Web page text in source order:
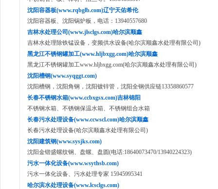
沈阳容器板(www.rqbglb.com)辽宁天佑希伦
沈阳容器板、沈阳锅炉板，电话：13940557680
吉林水处理公司(www.jlsclgs.com)哈尔滨顺鑫
吉林水处理除铁锰设备，变频供水设备(哈尔滨顺鑫水处理有限公司)
黑龙江不锈钢罐加工(www.hljbxgg.com)哈尔滨顺鑫
黑龙江不锈钢罐加工www.hljbxgg.com(哈尔滨顺鑫水处理有限公司)
沈阳槽钢(www.syqggt.com)
沈阳槽钢，沈阳角钢，沈阳镀锌管，沈阳全钢供应链13358860577
长春不锈钢水箱(www.ccbxgsx.com)吉林锦阳
不锈钢水箱、不锈钢保温水箱、不锈钢组合水箱
长春污水处理设备(www.ccwscl.com)哈尔滨顺鑫
长春污水处理设备(哈尔滨顺鑫水处理有限公司)
沈阳建筑钢(www.sysjks.com)
沈阳金锴盛螺纹钢、盘螺、盘圆(电话:18640073470/13940224323)
污水一体化设备(www.wsythsb.com)
污水一体化设备、污水处理专家 15945995341
哈尔滨水处理设备(www.lcsclgs.com)